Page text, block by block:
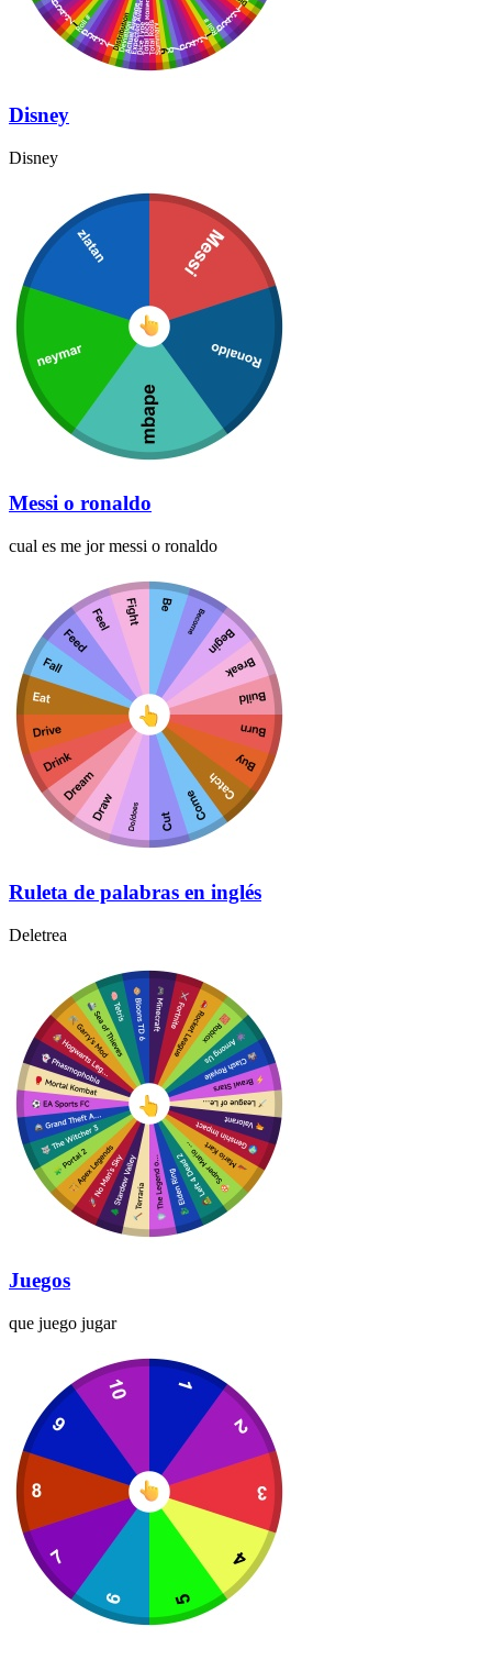
Disney
Disney
Messi o ronaldo
cual es me jor messi o ronaldo
Ruleta de palabras en inglés
Deletrea
Juegos
que juego jugar